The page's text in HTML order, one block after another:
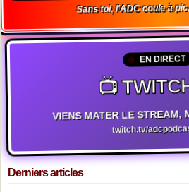
Sans toi, l'ADC coule à
EN DIRECT
📺
VIENS MATER LE STREAM,
twitch.tv/
Derniers articles